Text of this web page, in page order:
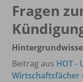
Fragen
Beitrag aus HOT -
Wirtschaftsfächer